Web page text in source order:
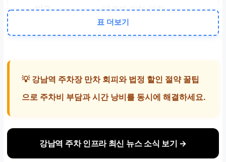
대로변 지하 위치
경차·다자녀·저공해 차량 최
대 50% 감면
만차 대응
표 더보기
💡 강남역 주차장 만차 회피와 법정 할인 절약 꿀팁
으로 주차비 부담과 시간 낭비를 동시에 해결하세요.
강남역 주차 인프라 최신 뉴스 소식 보기 →